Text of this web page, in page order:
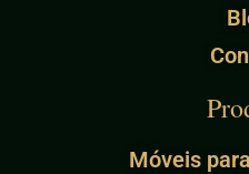
Móveis